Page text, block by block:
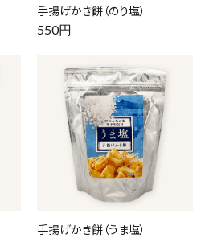
手揚げかき餅（のり塩）
550円
手揚げかき餅（うま塩）